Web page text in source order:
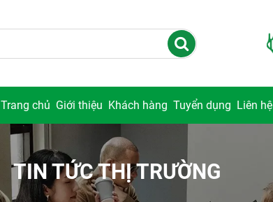
Trang chủ Giới thiệu Khách hàng Tuyển dụng Liên hệ
TIN TỨC THỊ TRƯỜNG